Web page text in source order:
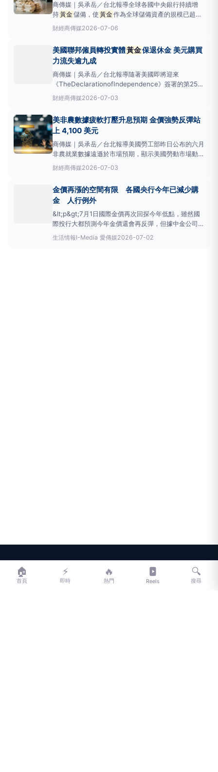
商傳媒｜吳承岳／台北報導全球各國中央銀行持續增
持黃金儲備，使黃金作為全球儲備資產的規模已超越
U.S.Treasuries（美國公債）。
《TheAmericanBazaar》報導，根據世界
黃金儲備將會增加，近半數央行更表示計劃
財經商傳媒2026-07-06
美國聯邦僱員轉投實體黃金保退休金 美元購買
力流失逾九成
商傳媒｜吳承岳／台北報導隨著美國即將迎來
《TheDeclarationofIndependence》簽署的第250
週年，實體
美國擁有全球最大的
財經商傳媒2026-07-03
美非農數據疲軟打壓升息預期 金價強勢反彈站
上 4,100 美元
商傳媒｜吳承岳／台北報導美國勞工部昨日公布的六月
非農就業數據遠遜於市場預期，顯示美國勞動市場動能
減弱，進而影響投資人對聯準會（FederalReserve）
升息路徑的判斷。受此消息激勵，
根據《KitcoNe
財經商傳媒2026-07-03
金價再漲的空間有限 各國央行今年已減少購
金 人行例外
&lt;p&gt;7月1日國際金價再次回探今年低點，雖然國
際投行大都預測今年金價還會再反彈，但據中金公司研
究報告顯示，全球央行購金步伐已經放緩，雖然部分央
行繼續增持
，但部分
生活情報I-Media 愛傳媒2026-07-02
LIFE
LIFE 生活網是台灣領先的生活資訊平台，提供即時新聞、生活、健康、
🏠
首頁
⚡
即時
🔥
熱門 Reels
🔍
搜尋